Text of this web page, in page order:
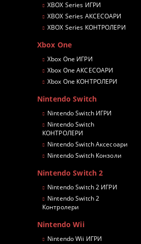
XBOX Series ИГРИ
XBOX Series АКСЕСОАРИ
XBOX Series КОНТРОЛЕРИ
Xbox One
Xbox One ИГРИ
Xbox One АКСЕСОАРИ
Xbox One КОНТРОЛЕРИ
Nintendo Switch
Nintendo Switch ИГРИ
Nintendo Switch
КОНТРОЛЕРИ
Nintendo Switch Аксесоари
Nintendo Switch Конзоли
Nintendo Switch 2
Nintendo Switch 2 ИГРИ
Nintendo Switch 2
Контролери
Nintendo Wii
Nintendo Wii ИГРИ